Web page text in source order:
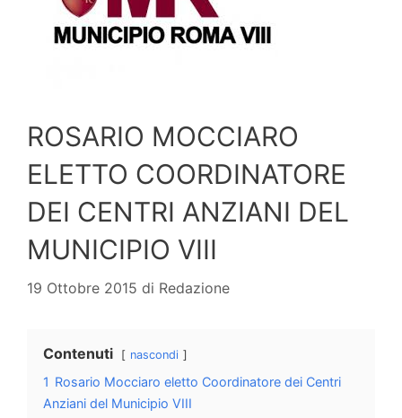
ROSARIO MOCCIARO
ELETTO COORDINATORE
DEI CENTRI ANZIANI DEL
MUNICIPIO VIII
19 Ottobre 2015 di Redazione
Contenuti nascondi
1 Rosario Mocciaro eletto Coordinatore dei Centri
Anziani del Municipio VIII